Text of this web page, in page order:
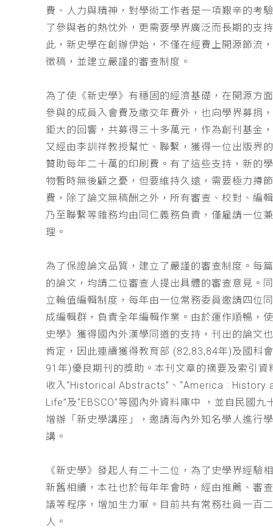
費、人力與精神，對學術工作者是一項艱辛的考
了參與者的熱忱外，更需要學界廣泛而長期的支
此，新史學在創辦伊始，不僅在經費上開源節流
徵稿，並建立嚴謹的審查制度。
為了使《新史學》有穩固的經濟基礎，在開源方
參與的成員入會費及繳交年費外，也向學界募捐
鉅大的回響，共募得三十多萬元，作為創刊基金
又經由李訓祥教授幫忙、聯繫，獲得一位出版界
贊助每年二十萬的印刷費。有了這些支持，新的
物暫時無後顧之憂，但要維持久遠，需要極力撙
費，除了論文無稿酬之外，所有審查、校對、編
乃至聯繫等雜務均由同仁義務負責，僅雇請一位
理。
為了保證論文品質，建立了嚴謹的審查制度。每
的論文，均請二位審查人提出具體的審查意見。
立輪值編輯制度，每年由一位常務委員邀請四位
成編輯群，負責全年編輯作業。由於運作順暢，
史學》獲得國內外漢學同道的支持，刊出的論文
肯定，因此連續獲得教育部 (82,83,84年)及國科
91年)優良期刊的獎助。本刊文章的摘要及索引資
收入“Historical Abstracts”、“America : History
Life”及“EBSCO”等國內外資料庫中 ，並自民國九
增辦「新史學講座」，邀請海內外知名學人進行
講。
《新史學》發起人有二十二位，為了史學界經驗
新舊相續，本社也於每年年會時，經由推薦、審
議等程序，增加生力軍。目前共有常務社員一百
人。